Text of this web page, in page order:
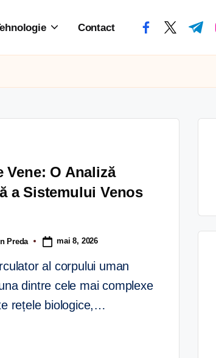
Contact
Vene: O Analiză
a Sistemului Venos
Preda mai 8, 2026
al corpului uman
dintre cele mai complexe
rețele biologice,…